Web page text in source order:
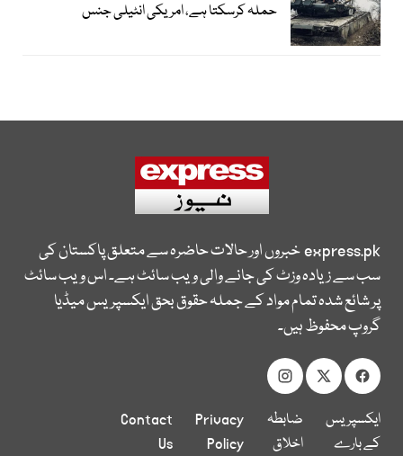
حملہ کرسکتا ہے، امریکی انٹیلی جنس
express.pkخبروں اور حالات حاضرہ سے متعلق پاکستان کی
سب سے زیادہ وزٹ کی جانے والی ویب سائٹ ہے۔ اس ویب سائٹ
پر شائع شدہ تمام مواد کے جملہ حقوق بحق ایکسپریس میڈیا
گروپ محفوظ ہیں۔
ایکسپریس
کے بارے
ضابطہ
اخلاق
Privacy
Policy
Contact
Us